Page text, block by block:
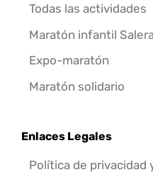
Todas las actividades
Maratón infantil
Expo-maratón
Maratón solidario
Enlaces Legales
Política de privacidad